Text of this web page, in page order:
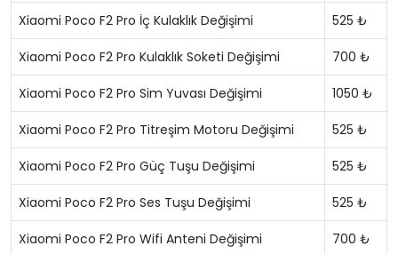
Xiaomi Poco F2 Pro İç Kulaklık Değişimi 525 ₺
Xiaomi Poco F2 Pro Kulaklık Soketi Değişimi 700 ₺
Xiaomi Poco F2 Pro Sim Yuvası Değişimi 1050 ₺
Xiaomi Poco F2 Pro Titreşim Motoru Değişimi 525 ₺
Xiaomi Poco F2 Pro Güç Tuşu Değişimi 525 ₺
Xiaomi Poco F2 Pro Ses Tuşu Değişimi 525 ₺
Xiaomi Poco F2 Pro Wifi Anteni Değişimi 700 ₺